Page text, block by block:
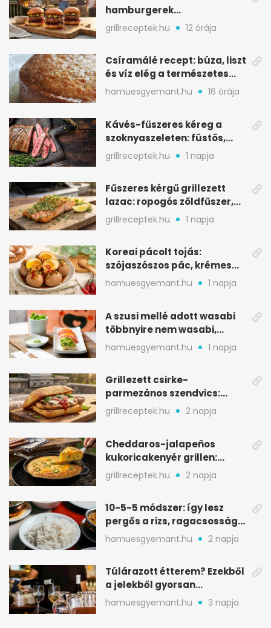
hamburgerek
sobrasadával: csípős-
mézes falatkák
grillreceptek.hu 12 órája
Csíramálé recept: búza, liszt
és víz elég a természetes
édességhez
hamuesgyemant.hu 16 órája
Kávés-fűszeres kéreg a
szoknyaszeleten: füstös,
csokoládés mélység
grillreceptek.hu 1 napja
Fűszeres kérgű grillezett
lazac: ropogós zöldfűszer,
szaftos belső
grillreceptek.hu 1 napja
Koreai pácolt tojás:
szójaszószos pác, krémes
sárgája, pár óra alatt
hamuesgyemant.hu 1 napja
A szusi mellé adott wasabi
többnyire nem wasabi,
hanem fűszerkeverék
hamuesgyemant.hu 1 napja
Grillezett csirke-
parmezános szendvics:
ropogós csirke, olvadó sajt
grillreceptek.hu 2 napja
Cheddaros-jalapeños
kukoricakenyér grillen:
ropogós alj, puha belső
grillreceptek.hu 2 napja
10-5-5 módszer: így lesz
pergős a rizs, ragacsosság
nélkül
hamuesgyemant.hu 2 napja
Túlárazott étterem? Ezekből
a jelekből gyorsan
észreveheted
hamuesgyemant.hu 3 napja